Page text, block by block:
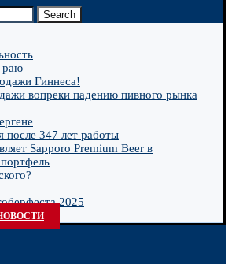
Search
раю
Гиннеса!
вопреки падению пивного рынка
после 347 лет работы
Sapporo Premium Beer в
2025